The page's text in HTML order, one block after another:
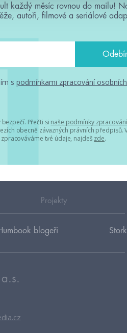
každý měsíc rovnou do mailu!
autoři, filmové a seriálové
s podmínkami zpracování
Přečti si naše podmínky
obecně závazných právních předpisů.
zpracováváme tvé údaje, najdeš zde.
Projekty
blogeři